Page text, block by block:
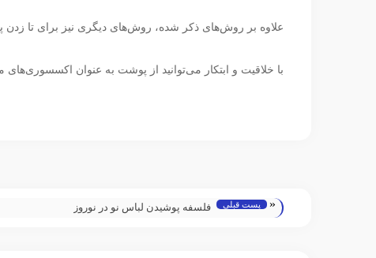
علاوه بر روش‌های ذکر شده، روش‌های دیگری نیز برای تا زدن
با خلاقیت و ابتکار می‌توانید از پوشت به عنوان
« پست قبلی فلسفه پوشیدن لباس نو در نوروز